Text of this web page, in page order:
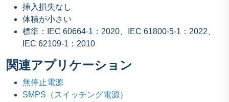
挿入損失なし
体積が小さい
標準：IEC 60664-1：2020、IEC 61800-5-1：2022、
IEC 62109-1：2010
関連アプリケーション
無停止電源
SMPS（スイッチング電源）